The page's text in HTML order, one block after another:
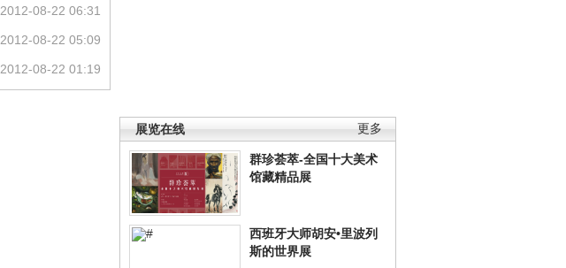
更多
展览在线
群珍荟萃-全国十大美术
馆藏精品展
西班牙大师胡安•里波列
斯的世界展
2012-08-22 06:31
2012-08-22 05:09
2012-08-22 01:19